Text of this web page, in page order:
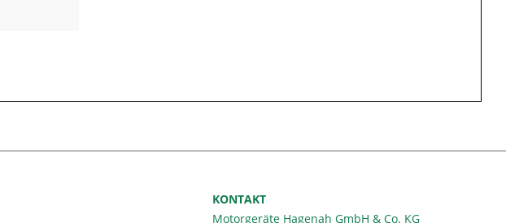
KONTAKT
Motorgeräte Hagenah GmbH & Co. KG